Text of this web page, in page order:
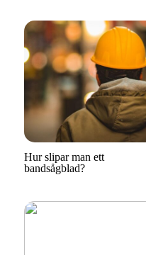
Hur slipar man ett
bandsågblad?